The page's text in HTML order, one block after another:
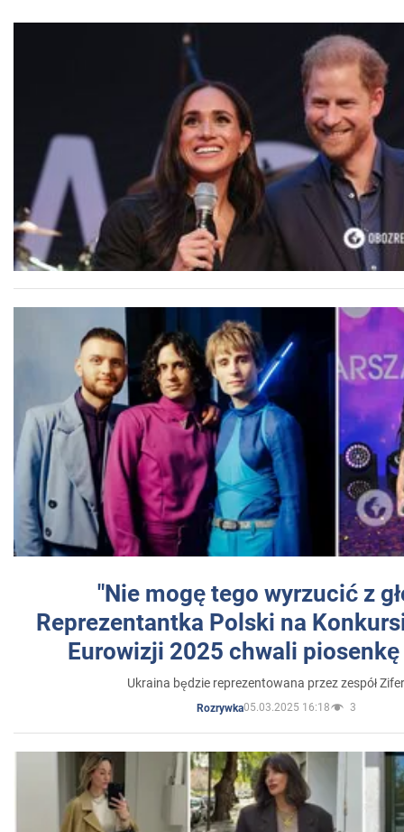
"Nie mogę tego wyrzucić z
Reprezentantka Polski na
Eurowizji 2025 chwali
Ukraina będzie reprezentowana przez zespół
Rozrywka05.03.2025 16:18 3